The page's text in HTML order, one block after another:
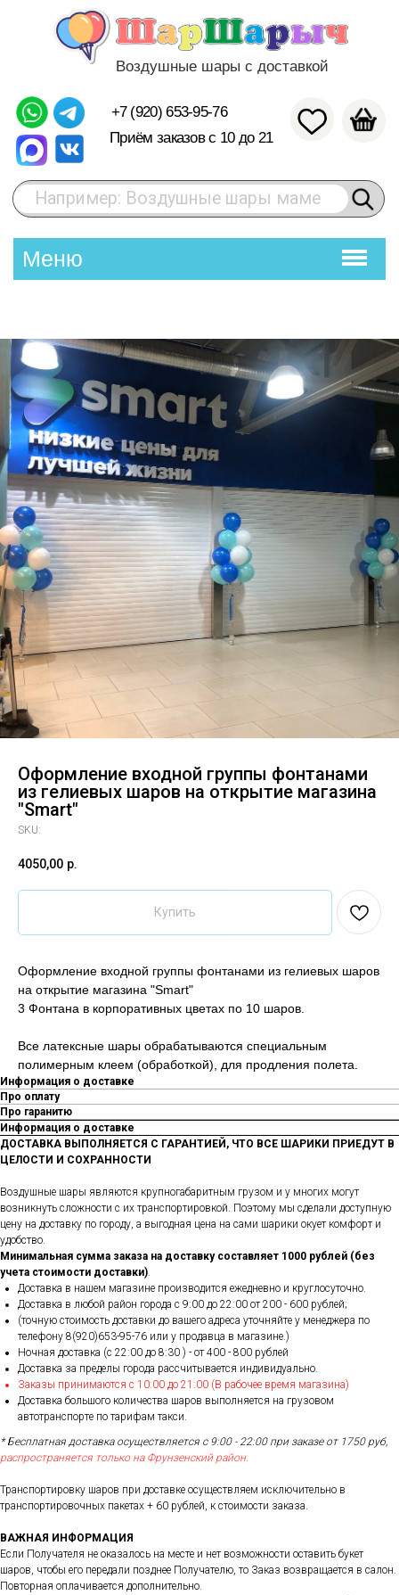
Воздушные шары с доставкой
Приём заказов с 10 до 21
Меню
Например: Воздушные шары маме
Оформление входной группы фонтанами
из гелиевых шаров на открытие магазина
"Smart"
SKU:
4050,00 р.
Купить
Оформление входной группы фонтанами из гелиевых шаров
на открытие магазина "Smart"
3 Фонтана в корпоративных цветах по 10 шаров.
Все латексные шары обрабатываются специальным
полимерным клеем (обработкой), для продления полета.
Информация о доставке
Про оплату
Про гаранитю
Информация о доставке
ДОСТАВКА ВЫПОЛНЯЕТСЯ С ГАРАНТИЕЙ, ЧТО ВСЕ ШАРИКИ ПРИЕДУТ В
ЦЕЛОСТИ И СОХРАННОСТИ
Воздушные шары являются крупногабаритным грузом и у многих могут
возникнуть сложности с их транспортировкой. Поэтому мы сделали доступную
цену на доставку по городу, а выгодная цена на сами шарики окует комфорт и
удобство.
Минимальная сумма заказа на доставку составляет 1000 рублей (без
учета стоимости доставки).
Доставка в нашем магазине производится ежедневно и круглосуточно.
Доставка в любой район города c 9:00 до 22:00 от 200 - 600 рублей;
(точную стоимость доставки до вашего адреса уточняйте у менеджера по
телефону 8(920)653-95-76 или у продавца в магазине.)
Ночная доставка (с 22:00 до 8:30 ) - от 400 - 800 рублей
Доставка за пределы города рассчитывается индивидуально.
Заказы принимаются с 10:00 до 21:00 (В рабочее время магазина)
Доставка большого количества шаров выполняется на грузовом
автотранспорте по тарифам такси.
* Бесплатная доставка осуществляется с 9:00 - 22:00 при заказе от 1750 руб,
распространяется только на Фрунзенский район.
Транспортировку шаров при доставке осуществляем исключительно в
транспортировочных пакетах + 60 рублей, к стоимости заказа.
ВАЖНАЯ ИНФОРМАЦИЯ
Если Получателя не оказалось на месте и нет возможности оставить букет
шаров, чтобы его передали позднее Получателю, то Заказ возвращается в салон.
Повторная оплачивается дополнительно.